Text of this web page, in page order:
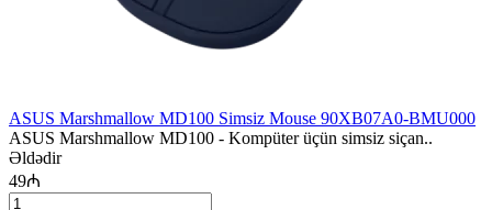
ASUS Marshmallow MD100 Simsiz Mouse 90XB07A0-BMU000
ASUS Marshmallow MD100 - Kompüter üçün simsiz siçan..
Əldədir
49₼